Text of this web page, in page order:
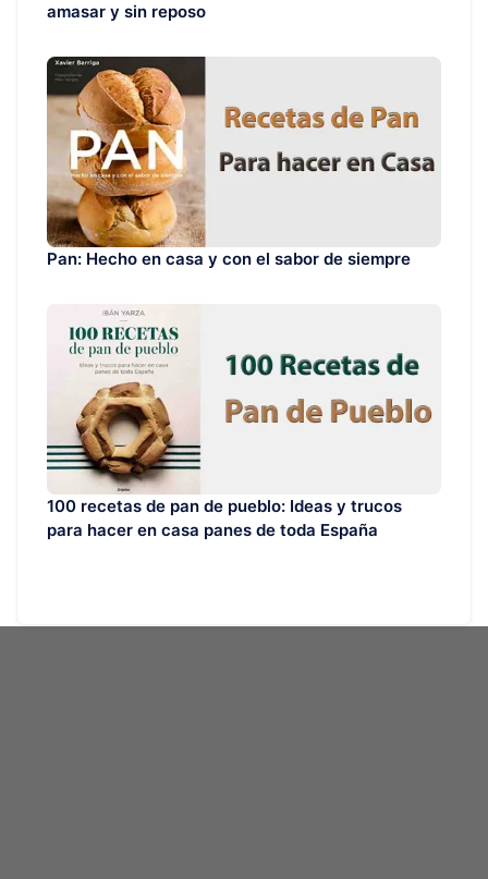
amasar y sin reposo
Pan: Hecho en casa y con el sabor de siempre
100 recetas de pan de pueblo: Ideas y trucos
para hacer en casa panes de toda España